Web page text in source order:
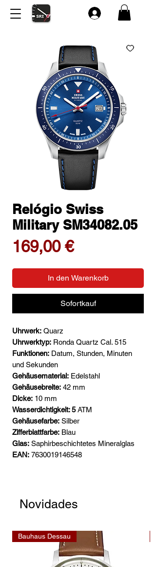
Relógio Swiss
Military SM34082.05
169,00 €Preis
In den Warenkorb
Sofortkauf
Uhrwerk: Quarz
Uhrwerktyp: Ronda Quartz Cal. 515
Funktionen: Datum, Stunden, Minuten
und Sekunden
Gehäusematerial: Edelstahl
Gehäusebreite: 42 mm
Dicke: 10 mm
Wasserdichtigkeit: 5ATM
Gehäusefarbe: Silber
Zifferblattfarbe: Blau
Glas: Saphirbeschichtetes Mineralglas
EAN: 7630019146548
Novidades
Bauhaus Dessau